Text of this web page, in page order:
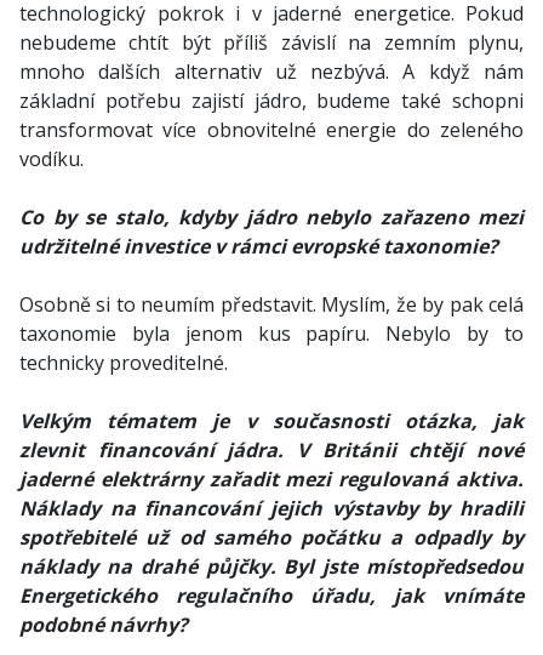
technologický pokrok i v jaderné energetice. Pokud
nebudeme chtít být příliš závislí na zemním plynu,
mnoho dalších alternativ už nezbývá. A když nám
základní potřebu zajistí jádro, budeme také schopni
transformovat více obnovitelné energie do zeleného
vodíku.
Co by se stalo, kdyby jádro nebylo zařazeno mezi
udržitelné investice v rámci evropské taxonomie?
Osobně si to neumím představit. Myslím, že by pak celá
taxonomie byla jenom kus papíru. Nebylo by to
technicky proveditelné.
Velkým tématem je v současnosti otázka, jak
zlevnit financování jádra. V Británii chtějí nové
jaderné elektrárny zařadit mezi regulovaná aktiva.
Náklady na financování jejich výstavby by hradili
spotřebitelé už od samého počátku a odpadly by
náklady na drahé půjčky. Byl jste místopředsedou
Energetického regulačního úřadu, jak vnímáte
podobné návrhy?